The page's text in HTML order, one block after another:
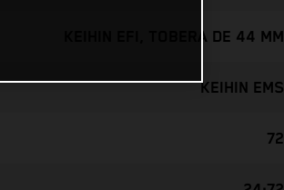
KEIHIN EFI, TOBERA DE 44 MM
KEIHIN EMS
72